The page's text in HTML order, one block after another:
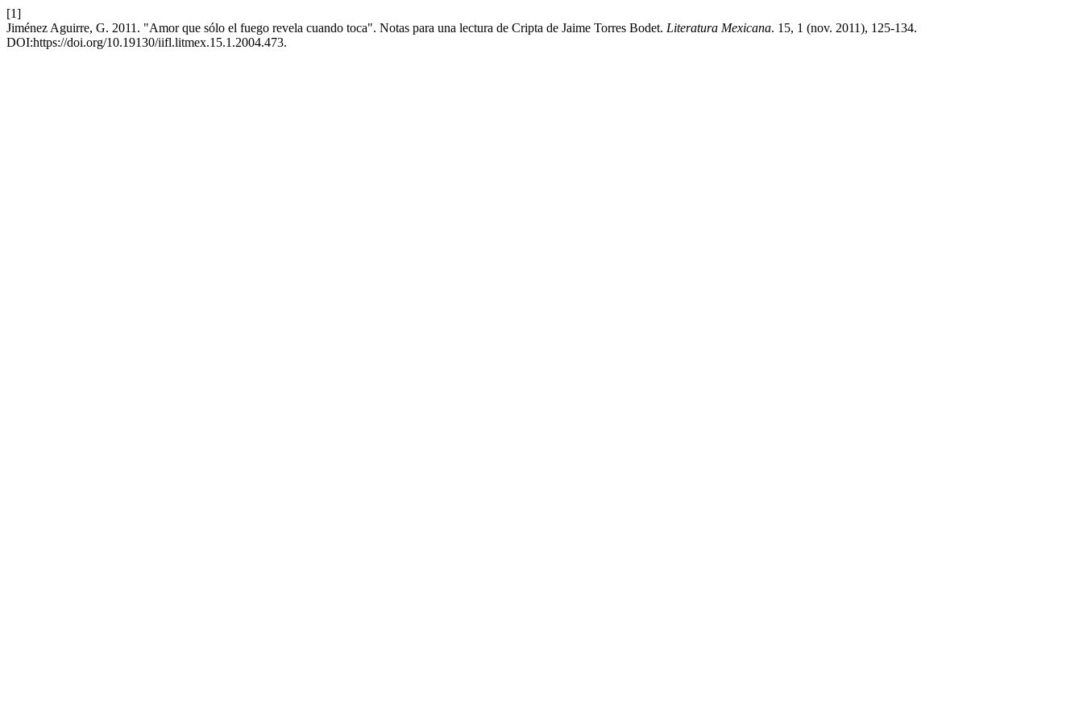
[1]
Jiménez Aguirre, G. 2011. "Amor que sólo el fuego revela cuando toca". Notas para una lectura de Cripta de Jaime Torres Bodet. Literatura Mexicana. 15, 1 (nov. 2011), 125-134.
DOI:https://doi.org/10.19130/iifl.litmex.15.1.2004.473.